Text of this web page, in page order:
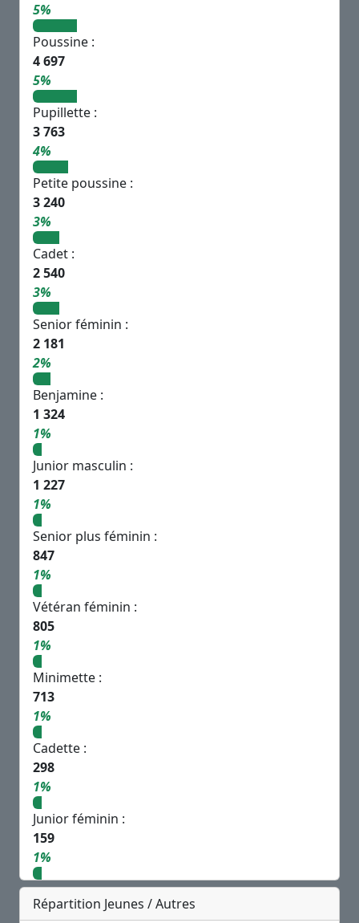
5%
Poussine :
4 697
5%
Pupillette :
3 763
4%
Petite poussine :
3 240
3%
Cadet :
2 540
3%
Senior féminin :
2 181
2%
Benjamine :
1 324
1%
Junior masculin :
1 227
1%
Senior plus féminin :
847
1%
Vétéran féminin :
805
1%
Minimette :
713
1%
Cadette :
298
1%
Junior féminin :
159
1%
Répartition Jeunes / Autres